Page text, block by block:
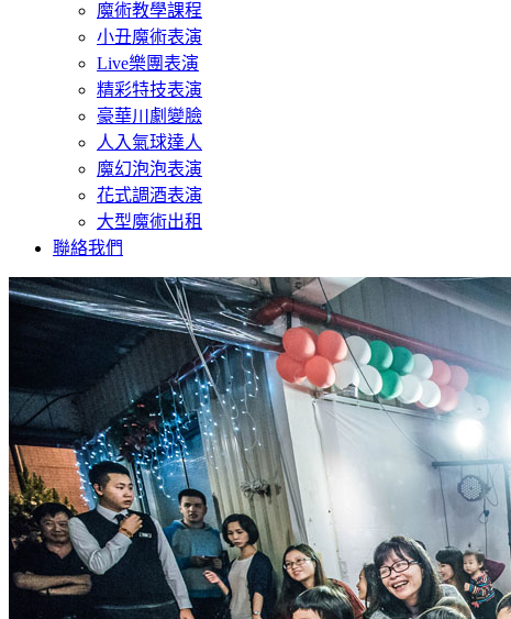
魔術教學課程
小丑魔術表演
Live樂團表演
精彩特技表演
豪華川劇變臉
人入氣球達人
魔幻泡泡表演
花式調酒表演
大型魔術出租
聯絡我們